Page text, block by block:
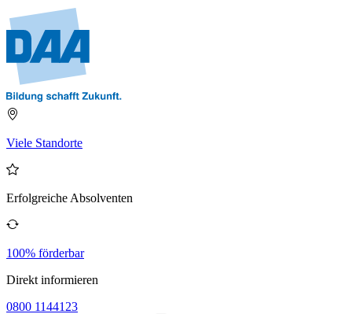
Viele Standorte
Erfolgreiche Absolventen
100% förderbar
Direkt informieren
0800 1144123